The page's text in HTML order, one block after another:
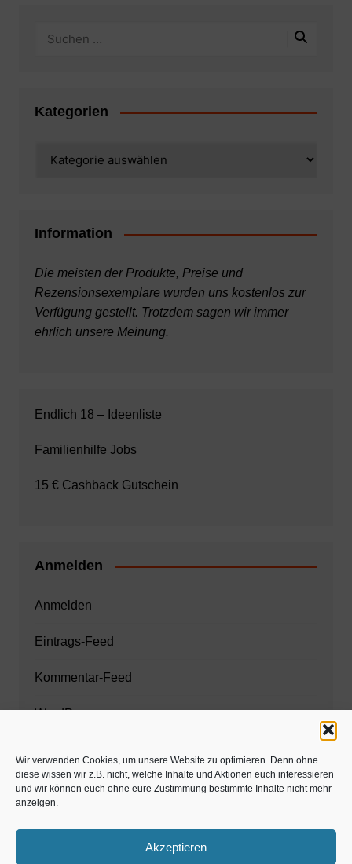
Wir verwenden Cookies, um unsere Website zu optimieren. Denn ohne
diese wissen wir z.B. nicht, welche Inhalte und Aktionen euch interessieren
und wir können euch ohne eure Zustimmung bestimmte Inhalte nicht mehr
anzeigen.
Akzeptieren
Kategorien
Information
Die meisten der Produkte, Preise und
Rezensionsexemplare wurden uns kostenlos zur
Verfügung gestellt. Trotzdem sagen wir immer
ehrlich unsere Meinung.
Endlich 18 – Ideenliste
Familienhilfe Jobs
15 € Cashback Gutschein
Anmelden
Anmelden
Eintrags-Feed
Kommentar-Feed
WordPress.org
Zahnarzt München
www.estaregistrierung.org – ESTA